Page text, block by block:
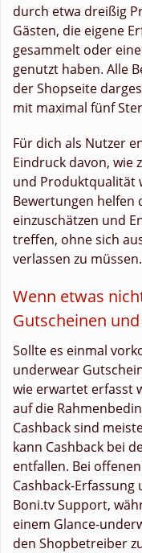
durch etwa dreißig
Gästen, die eigene
gesammelt oder
genutzt haben. Alle
der Shopseite
mit maximal fünf
Für dich als Nutzer
Eindruck davon, wie
und Produktqualität
Bewertungen helfen
einzuschätzen und
treffen, ohne sich
verlassen zu müssen.
Wenn etwas
Gutscheinen
Sollte es einmal
underwear
wie erwartet erfasst
auf die
Cashback sind
kann Cashback bei
entfallen. Bei
Cashback-
Boni.tv Support,
einem Glance-
den Shopbetreiber